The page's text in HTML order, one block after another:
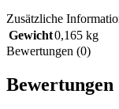
Zusätzliche
Gewicht0,165 kg
Bewertungen (0)
Bewertungen